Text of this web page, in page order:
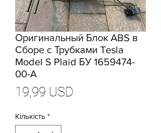
Оригинальный Блок ABS в
Сборе с Трубками Tesla
Model S Plaid БУ 1659474-
00-A
19,99 USD
Кількість *